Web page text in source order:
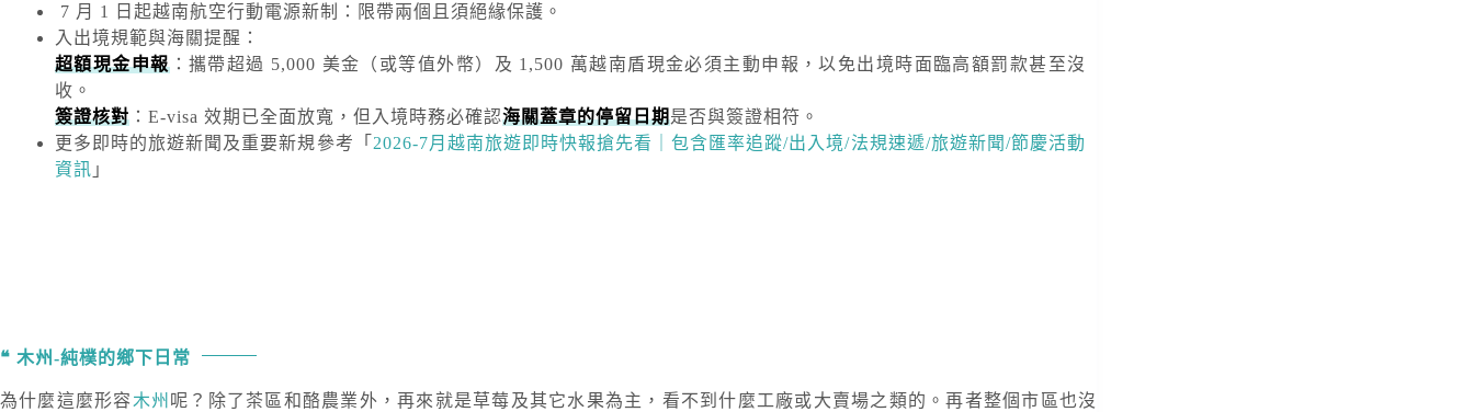
7 月 1 日起越南航空行動電源新制：限帶兩個且須絕緣保護。
入出境規範與海關提醒 ：
超額現金申報：攜帶超過 5,000 美金 （或等值外幣）及 1,500 萬越南盾現金必須主動申報，以免出境時面臨高額罰款甚至沒
收。
簽證核對 ：E-visa 效期已全面放寬，但入境時務必確認海關蓋章的停留日期是否與簽證相符。
更多即時的旅遊新聞及重要新規參考「 2026-7月越南旅遊即時快報搶先看｜包含匯率追蹤/出入境/法規速遞/旅遊新聞/節慶活動
資訊 」
木州-純樸的鄉下日常
為什麼這麼形容 木州 呢？除了茶區和酪農業外，再來就是草莓及其它水果為主，看不到什麼工廠或大賣場之類的。再者整個市區也沒